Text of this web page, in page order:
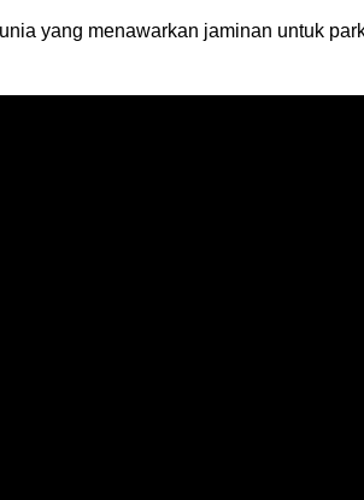
yang menawarkan jaminan untuk